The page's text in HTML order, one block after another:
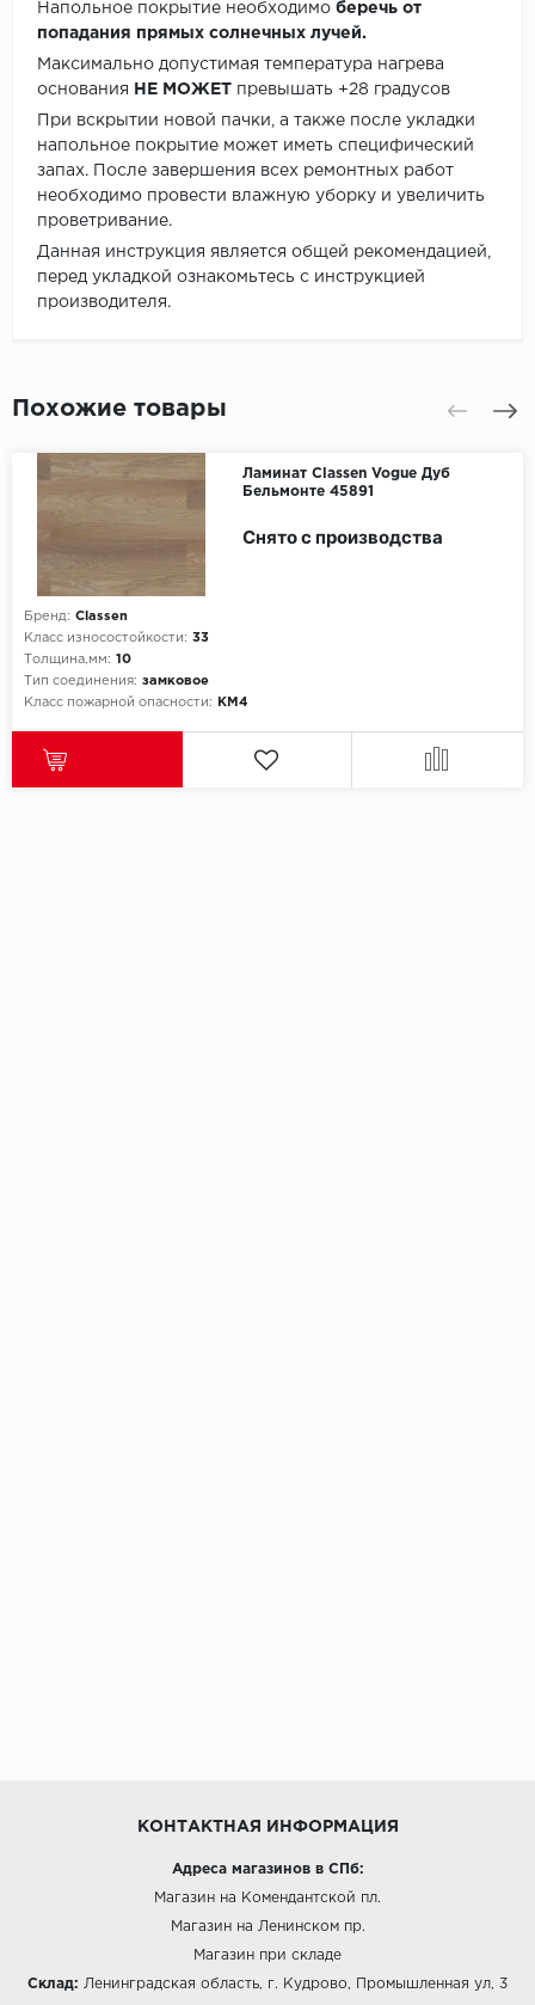
Напольное покрытие необходимо беречь от
попадания прямых солнечных лучей.
Максимально допустимая температура нагрева
основания
НЕ МОЖЕТ превышать +28 градусов
При вскрытии новой пачки, а также после укладки
напольное покрытие может иметь специфический
запах. После завершения всех ремонтных работ
необходимо провести влажную уборку и увеличить
проветривание.
Данная инструкция является общей рекомендацией,
перед укладкой ознакомьтесь с инструкцией
производителя.
Похожие товары
Ламинат Classen Vogue Дуб
Бельмонте 45891
Бренд: Classen
Класс износостойкости: 33
Толщина,мм: 10
Тип соединения: замковое
Класс пожарной опасности:
КМ4
Снято с производства
КОНТАКТНАЯ ИНФОРМАЦИЯ
Адреса магазинов в СПб:
Магазин на Комендантской пл.
Магазин на Ленинском пр.
Магазин при складе
Склад: Ленинградская область, г. Кудрово, Промышленная ул, 3